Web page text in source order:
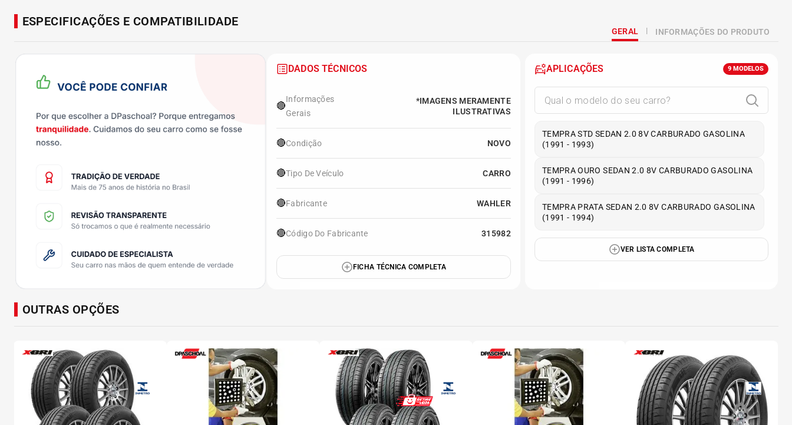
ESPECIFICAÇÕES E COMPATIBILIDADE
GERAL INFORMAÇÕES DO PRODUTO
DADOS TÉCNICOS
🔴
Informações
Gerais
*IMAGENS MERAMENTE
ILUSTRATIVAS
🔴Condição NOVO
🔴Tipo De Veículo CARRO
🔴Fabricante WAHLER
🔴Código Do Fabricante 315982
FICHA TÉCNICA COMPLETA
APLICAÇÕES 9 MODELOS
TEMPRA STD SEDAN 2.0 8V CARBURADO GASOLINA
(1991 - 1993)
TEMPRA OURO SEDAN 2.0 8V CARBURADO GASOLINA
(1991 - 1996)
TEMPRA PRATA SEDAN 2.0 8V CARBURADO GASOLINA
(1991 - 1994)
VER LISTA COMPLETA
OUTRAS OPÇÕES